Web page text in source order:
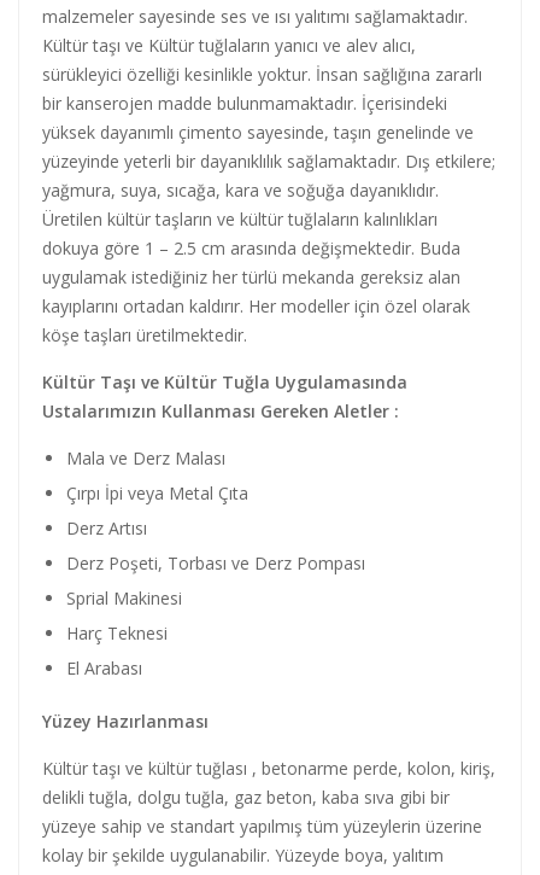
malzemeler sayesinde ses ve ısı yalıtımı sağlamaktadır.
Kültür taşı ve Kültür tuğlaların yanıcı ve alev alıcı,
sürükleyici özelliği kesinlikle yoktur. İnsan sağlığına zararlı
bir kanserojen madde bulunmamaktadır. İçerisindeki
yüksek dayanımlı çimento sayesinde, taşın genelinde ve
yüzeyinde yeterli bir dayanıklılık sağlamaktadır. Dış etkilere;
yağmura, suya, sıcağa, kara ve soğuğa dayanıklıdır.
Üretilen kültür taşların ve kültür tuğlaların kalınlıkları
dokuya göre 1 – 2.5 cm arasında değişmektedir. Buda
uygulamak istediğiniz her türlü mekanda gereksiz alan
kayıplarını ortadan kaldırır. Her modeller için özel olarak
köşe taşları üretilmektedir.
Kültür Taşı ve Kültür Tuğla Uygulamasında
Ustalarımızın Kullanması Gereken Aletler :
Mala ve Derz Malası
Çırpı İpi veya Metal Çıta
Derz Artısı
Derz Poşeti, Torbası ve Derz Pompası
Sprial Makinesi
Harç Teknesi
El Arabası
Yüzey Hazırlanması
Kültür taşı ve kültür tuğlası , betonarme perde, kolon, kiriş,
delikli tuğla, dolgu tuğla, gaz beton, kaba sıva gibi bir
yüzeye sahip ve standart yapılmış tüm yüzeylerin üzerine
kolay bir şekilde uygulanabilir. Yüzeyde boya, yalıtım